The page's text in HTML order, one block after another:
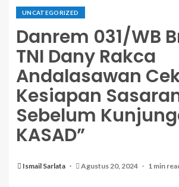
UNCATEGORIZED
Danrem 031/WB
TNI Dany Rakca
Andalasawan
Kesiapan
Sebelum
KASAD”
Ismail Sarlata Agustus 20, 2024 1 min